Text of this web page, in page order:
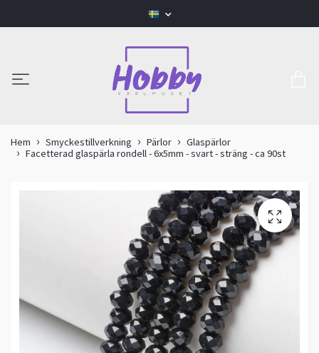
Hem Smyckestillverkning Pärlor
Glaspärlor
Facetterad glaspärla rondell - 6x5mm - svart - sträng - ca 90st